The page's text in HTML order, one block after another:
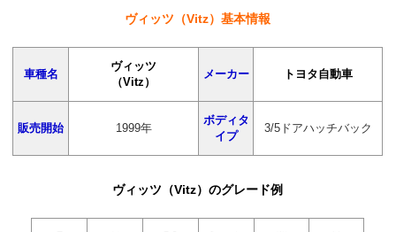
ヴィッツ（Vitz）基本情報
車種名
ヴィッツ
（Vitz）
メーカー トヨタ自動車
販売開始 1999年
ボディタ
イプ
3/5ドアハッチバック
ヴィッツ（Vitz）のグレード例